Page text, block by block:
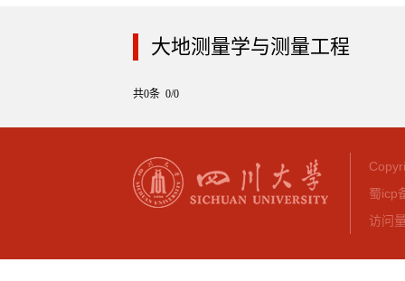
大地测量学与测量工程
共0条 0/0
蜀icp
访问